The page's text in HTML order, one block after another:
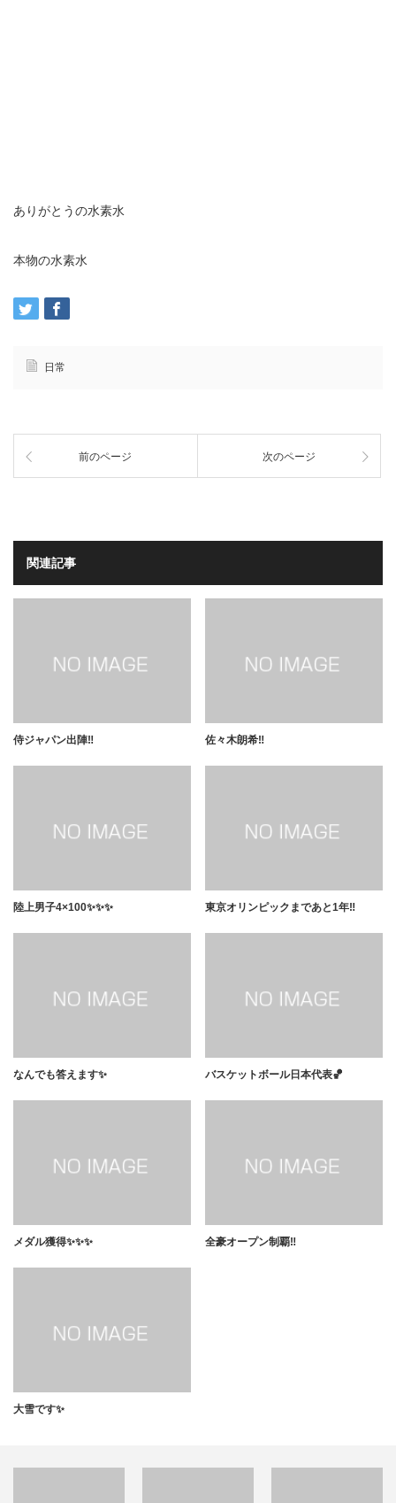
ありがとうの水素水
本物の水素水
日常
前のページ 次のページ
関連記事
侍ジャパン出陣‼️ 佐々木朗希‼️
陸上男子4×100✨✨✨ 東京オリンピックまであと1年‼️
なんでも答えます✨ バスケットボール日本代表🏀
メダル獲得✨✨✨ 全豪オープン制覇‼️
大雪です✨